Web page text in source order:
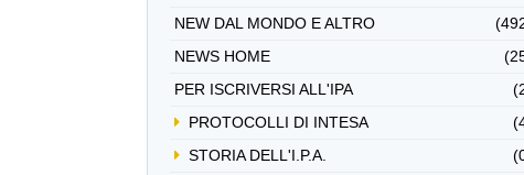
NEW DAL MONDO E ALTRO
NEWS HOME
PER ISCRIVERSI ALL'IPA
PROTOCOLLI DI INTESA
STORIA DELL'I.P.A.